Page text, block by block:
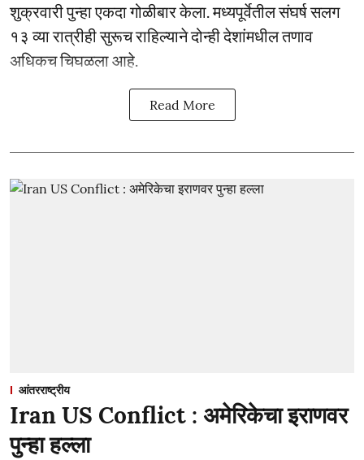
शुक्रवारी पुन्हा एकदा गोळीबार केला. मध्यपूर्वेतील संघर्ष सलग
१३ व्या रात्रीही सुरूच राहिल्याने दोन्ही देशांमधील तणाव
अधिकच चिघळला आहे.
Read More
आंतरराष्ट्रीय
Iran US Conflict : अमेरिकेचा इराणवर
पुन्हा हल्ला